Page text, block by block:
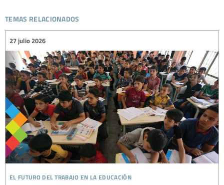
temas relacionados
el futuro del trabajo en la educación
27 julio 2026